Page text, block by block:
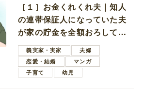
［１］お金くれくれ夫｜知人
の連帯保証人になっていた夫
が家の貯金を全額おろしてほ
しいと言ってきた
義実家・実家
夫婦
恋愛・結婚
マンガ
子育て
幼児